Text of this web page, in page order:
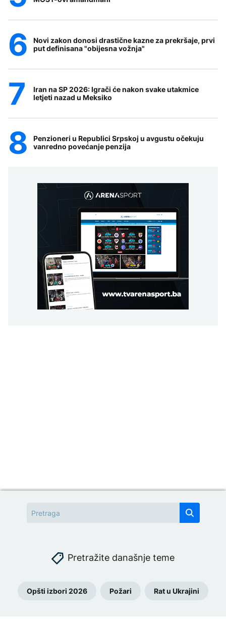
Novi zakon donosi drastične kazne za prekršaje, prvi
put definisana "obijesna vožnja"
Iran na SP 2026: Igrači će nakon svake utakmice
letjeti nazad u Meksiko
Penzioneri u Republici Srpskoj u avgustu očekuju
vanredno povećanje penzija
Pretražite današnje teme
Opšti izbori 2026 Požari Rat u Ukrajini